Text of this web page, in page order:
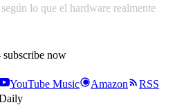
lo que el hardware realmente
now
YouTube Music Amazon
RSS